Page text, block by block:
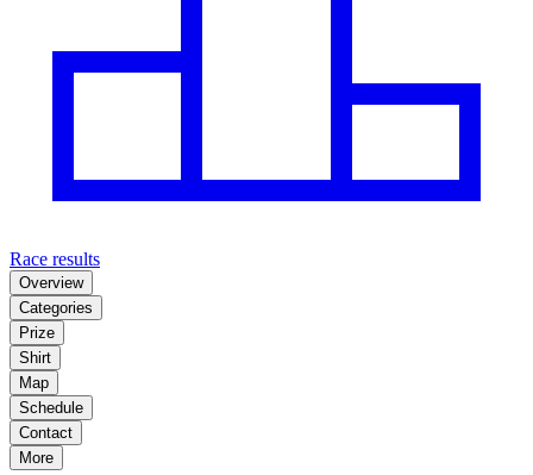
Race results
Overview
Categories
Prize
Shirt
Map
Schedule
Contact
More